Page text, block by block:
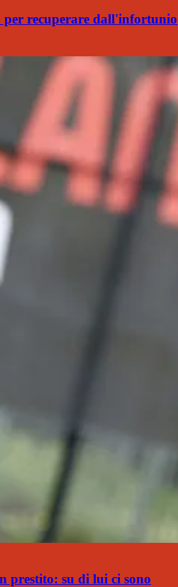
recuperare dall'infortunio
prestito: su di lui ci sono